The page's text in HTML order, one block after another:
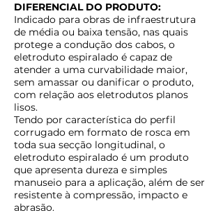
DIFERENCIAL DO PRODUTO:
Indicado para obras de infraestrutura
de média ou baixa tensão, nas quais
protege a condução dos cabos, o
eletroduto espiralado é capaz de
atender a uma curvabilidade maior,
sem amassar ou danificar o produto,
com relação aos eletrodutos planos
lisos.
Tendo por característica do perfil
corrugado em formato de rosca em
toda sua secção longitudinal, o
eletroduto espiralado é um produto
que apresenta dureza e simples
manuseio para a aplicação, além de ser
resistente à compressão, impacto e
abrasão.